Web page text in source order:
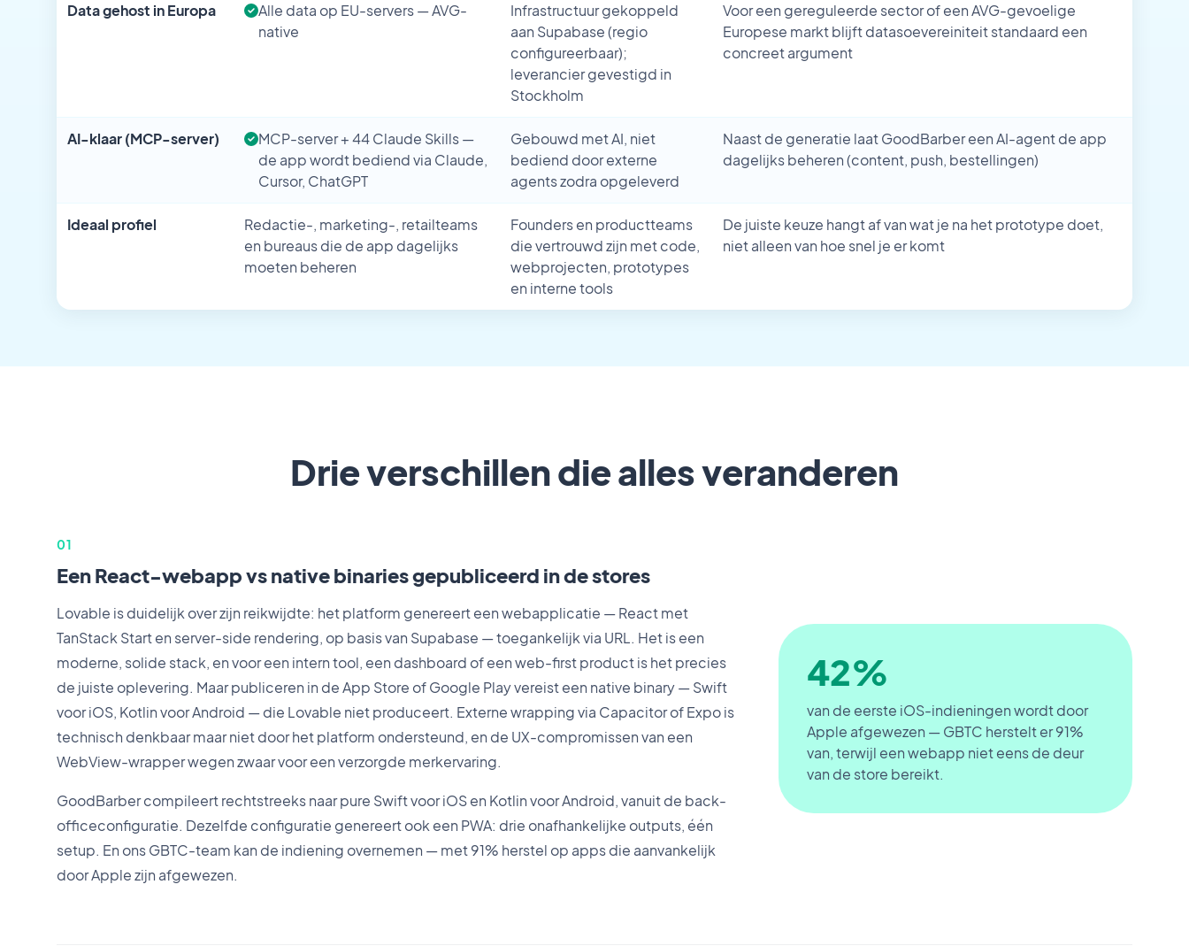
Data gehost in Europa
Alle data op EU-servers — AVG-
native
Infrastructuur gekoppeld
aan Supabase (regio
configureerbaar);
leverancier gevestigd in
Stockholm
Voor een gereguleerde sector of een AVG-gevoelige
Europese markt blijft datasoevereiniteit standaard een
concreet argument
AI-klaar (MCP-server)
MCP-server + 44 Claude Skills —
de app wordt bediend via Claude,
Cursor, ChatGPT
Gebouwd met AI, niet
bediend door externe
agents zodra opgeleverd
Naast de generatie laat GoodBarber een AI-agent de app
dagelijks beheren (content, push, bestellingen)
Ideaal profiel
Redactie-, marketing-, retailteams
en bureaus die de app dagelijks
moeten beheren
Founders en productteams
die vertrouwd zijn met code,
webprojecten, prototypes
en interne tools
De juiste keuze hangt af van wat je na het prototype doet,
niet alleen van hoe snel je er komt
Drie verschillen die alles veranderen
01
Een React-webapp vs native binaries gepubliceerd in de stores
Lovable is duidelijk over zijn reikwijdte: het platform genereert een webapplicatie — React met
TanStack Start en server-side rendering, op basis van Supabase — toegankelijk via URL. Het is een
moderne, solide stack, en voor een intern tool, een dashboard of een web-first product is het precies
de juiste oplevering. Maar publiceren in de App Store of Google Play vereist een native binary — Swift
voor iOS, Kotlin voor Android — die Lovable niet produceert. Externe wrapping via Capacitor of Expo is
technisch denkbaar maar niet door het platform ondersteund, en de UX-compromissen van een
WebView-wrapper wegen zwaar voor een verzorgde merkervaring.
GoodBarber compileert rechtstreeks naar pure Swift voor iOS en Kotlin voor Android, vanuit de back-
officeconfiguratie. Dezelfde configuratie genereert ook een PWA: drie onafhankelijke outputs, één
setup. En ons GBTC-team kan de indiening overnemen — met 91% herstel op apps die aanvankelijk
door Apple zijn afgewezen.
42%
van de eerste iOS-indieningen wordt door
Apple afgewezen — GBTC herstelt er 91%
van, terwijl een webapp niet eens de deur
van de store bereikt.